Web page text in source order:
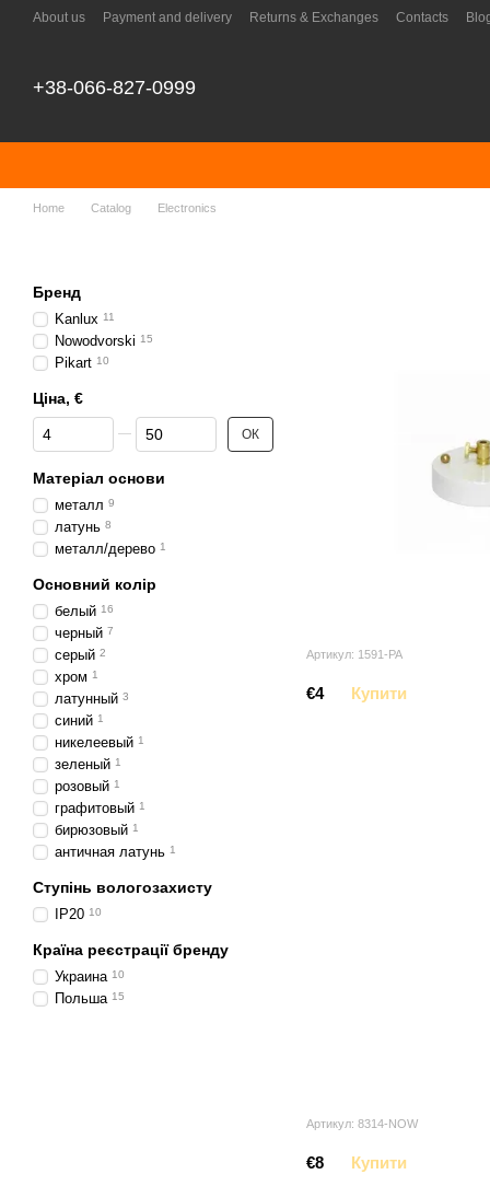
Skip to main content
About us Payment and delivery Returns & Exchanges Contacts
+38-066-827-0999
Home Catalog Electronics
Артикул: 1591-PA
€4 Купити
Артикул: 8314-NOW
€8 Купити
Бренд
Kanlux 11
Nowodvorski 15
Pikart 10
Ціна, €
From Ціна, €
To Ціна, € ОК
Матеріал основи
металл 9
латунь 8
металл/дерево 1
Основний колір
белый 16
черный 7
серый 2
хром 1
латунный 3
синий 1
никелеевый 1
зеленый 1
розовый 1
графитовый 1
бирюзовый 1
античная латунь 1
Ступінь вологозахисту
IP20 10
Країна реєстрації бренду
Украина 10
Польша 15